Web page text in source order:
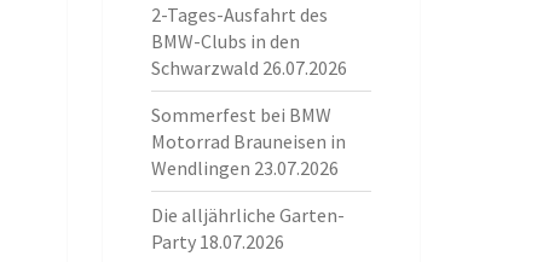
2-Tages-Ausfahrt des
BMW-Clubs in den
Schwarzwald 26.07.2026
Sommerfest bei BMW
Motorrad Brauneisen in
Wendlingen 23.07.2026
Die alljährliche Garten-
Party 18.07.2026